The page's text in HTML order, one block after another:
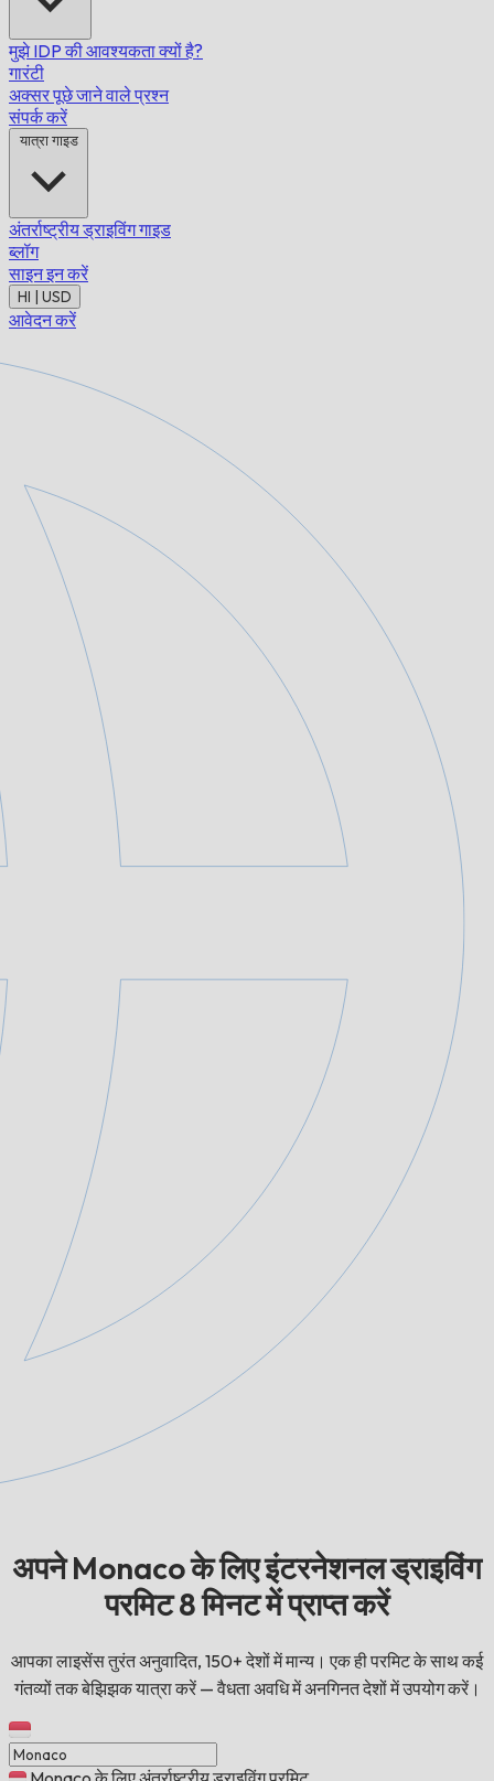
मुझे IDP की आवश्यकता क्यों है?
गारंटी
अक्सर पूछे जाने वाले प्रश्न
संपर्क करें
यात्रा गाइड
अंतर्राष्ट्रीय ड्राइविंग गाइड
ब्लॉग
साइन इन करें
HI | USD
आवेदन करें
अपने Monaco के लिए इंटरनेशनल ड्राइविंग
परमिट 8 मिनट में प्राप्त करें
आपका लाइसेंस तुरंत अनुवादित, 150+ देशों में मान्य। एक ही परमिट के साथ कई
गंतव्यों तक बेझिझक यात्रा करें — वैधता अवधि में अनगिनत देशों में उपयोग करें।